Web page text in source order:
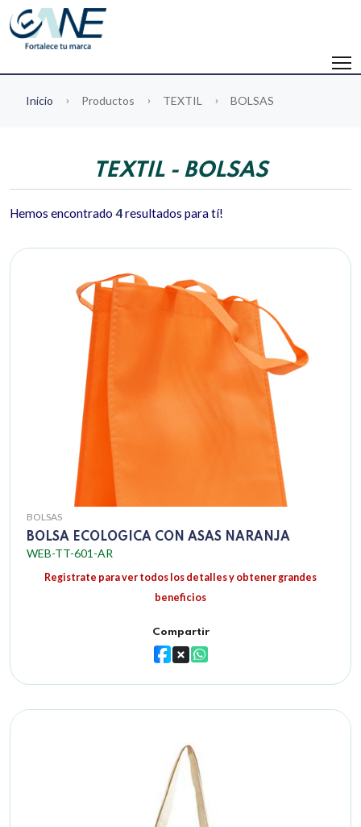
Inicio Productos TEXTIL BOLSAS
TEXTIL - BOLSAS
Hemos encontrado 4resultados para tí!
BOLSAS
BOLSA ECOLOGICA CON ASAS NARANJA
WEB-TT-601-AR
Registrate para ver todos los detalles y obtener grandes
beneficios
Compartir